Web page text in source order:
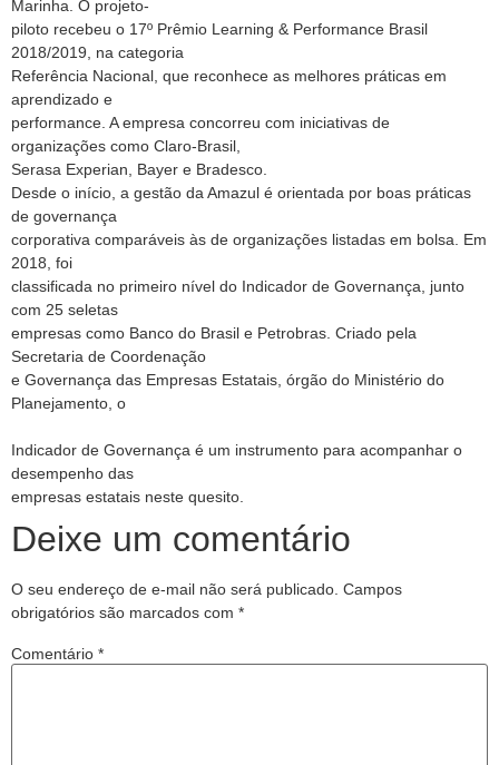
Marinha. O projeto-
piloto recebeu o 17º Prêmio Learning & Performance Brasil
2018/2019, na categoria
Referência Nacional, que reconhece as melhores práticas em
aprendizado e
performance. A empresa concorreu com iniciativas de
organizações como Claro-Brasil,
Serasa Experian, Bayer e Bradesco.
Desde o início, a gestão da Amazul é orientada por boas práticas
de governança
corporativa comparáveis às de organizações listadas em bolsa. Em
2018, foi
classificada no primeiro nível do Indicador de Governança, junto
com 25 seletas
empresas como Banco do Brasil e Petrobras. Criado pela
Secretaria de Coordenação
e Governança das Empresas Estatais, órgão do Ministério do
Planejamento, o
Indicador de Governança é um instrumento para acompanhar o
desempenho das
empresas estatais neste quesito.
Deixe um comentário
O seu endereço de e-mail não será publicado. Campos
obrigatórios são marcados com *
Comentário *